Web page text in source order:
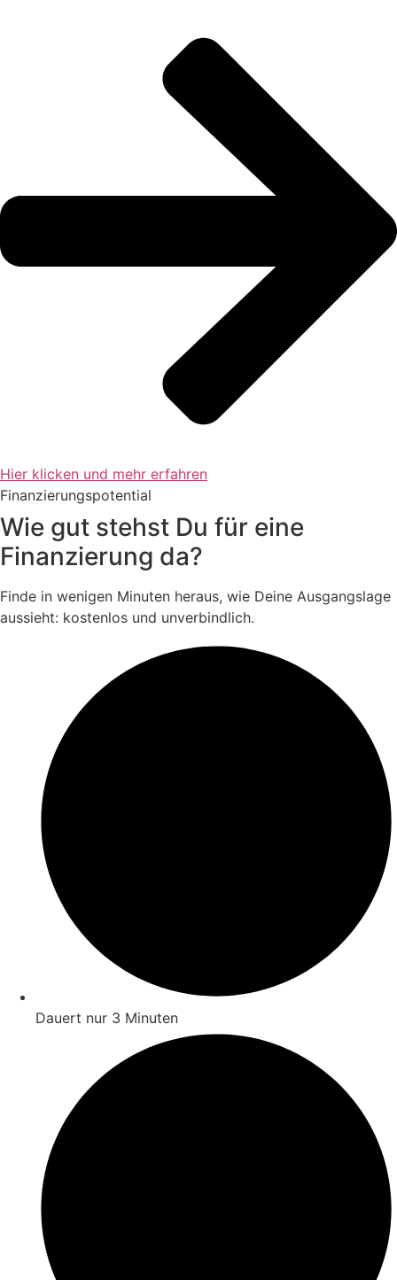
Hier klicken und mehr erfahren
Finanzierungspotential
Wie gut stehst Du für eine
Finanzierung da?
Finde in wenigen Minuten heraus, wie Deine Ausgangslage
aussieht: kostenlos und unverbindlich.
Dauert nur 3 Minuten